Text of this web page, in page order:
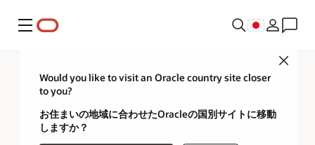
メニュー
Would you like to visit an Oracle country site closer
to you?
お住まいの地域に合わせたOracleの国別サイトに移動
しますか？